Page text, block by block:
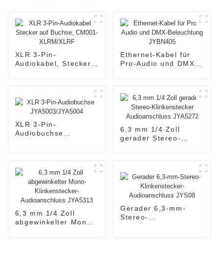
XLR 3-Pin-
Audiokabel, Stecker
Ethernet-Kabel für
Pro-Audio und DMX-
XLR 3-Pin-
Audiobuchse
6,3 mm 1/4 Zoll
gerader Stereo-
6,3 mm 1/4 Zoll
abgewinkelter Mono-
Gerader 6,3-mm-
Stereo-